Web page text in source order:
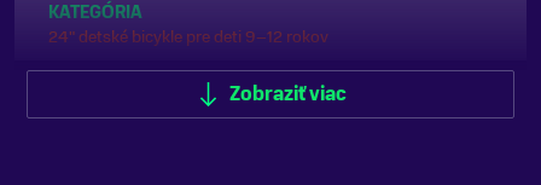
KATEGÓRIA
24" detské bicykle pre deti 9–12 rokov
Predné odpruženie (Hardtail)
Zobraziť viac